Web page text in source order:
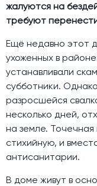
жалуются на
требуют
Ещё недавно этот
ухоженных в
устанавливали
субботники.
разросшейся
несколько дней,
на земле.
стихийную, и
антисанитарии.
В доме живут в